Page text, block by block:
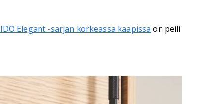
IDO Elegant -sarjan korkeassa kaapissa on peili